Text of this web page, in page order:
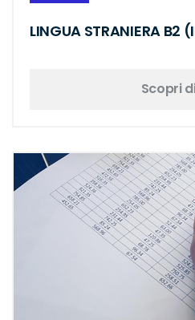
LINGUA STRANIERA B2
Scopri